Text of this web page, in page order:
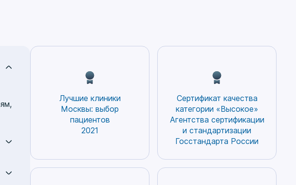
Лучшие клиники
Москвы: выбор
пациентов
2021
Сертификат качества
категории «Высокое»
Агентства сертификации
и стандартизации
Госстандарта России